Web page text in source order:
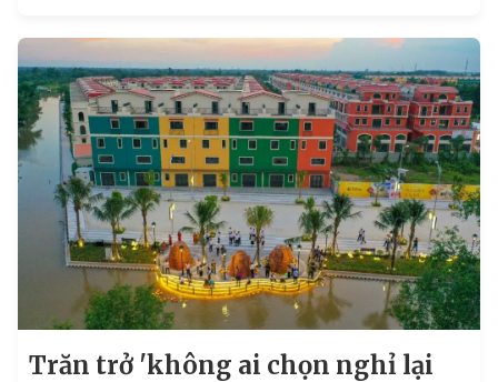
Trăn trở 'không ai chọn nghỉ lại